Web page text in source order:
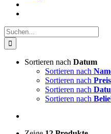
Suche
nach:
Sortieren nach Datum
Sortieren nach
Sortieren nach Preis
Sortieren nach
Sortieren nach